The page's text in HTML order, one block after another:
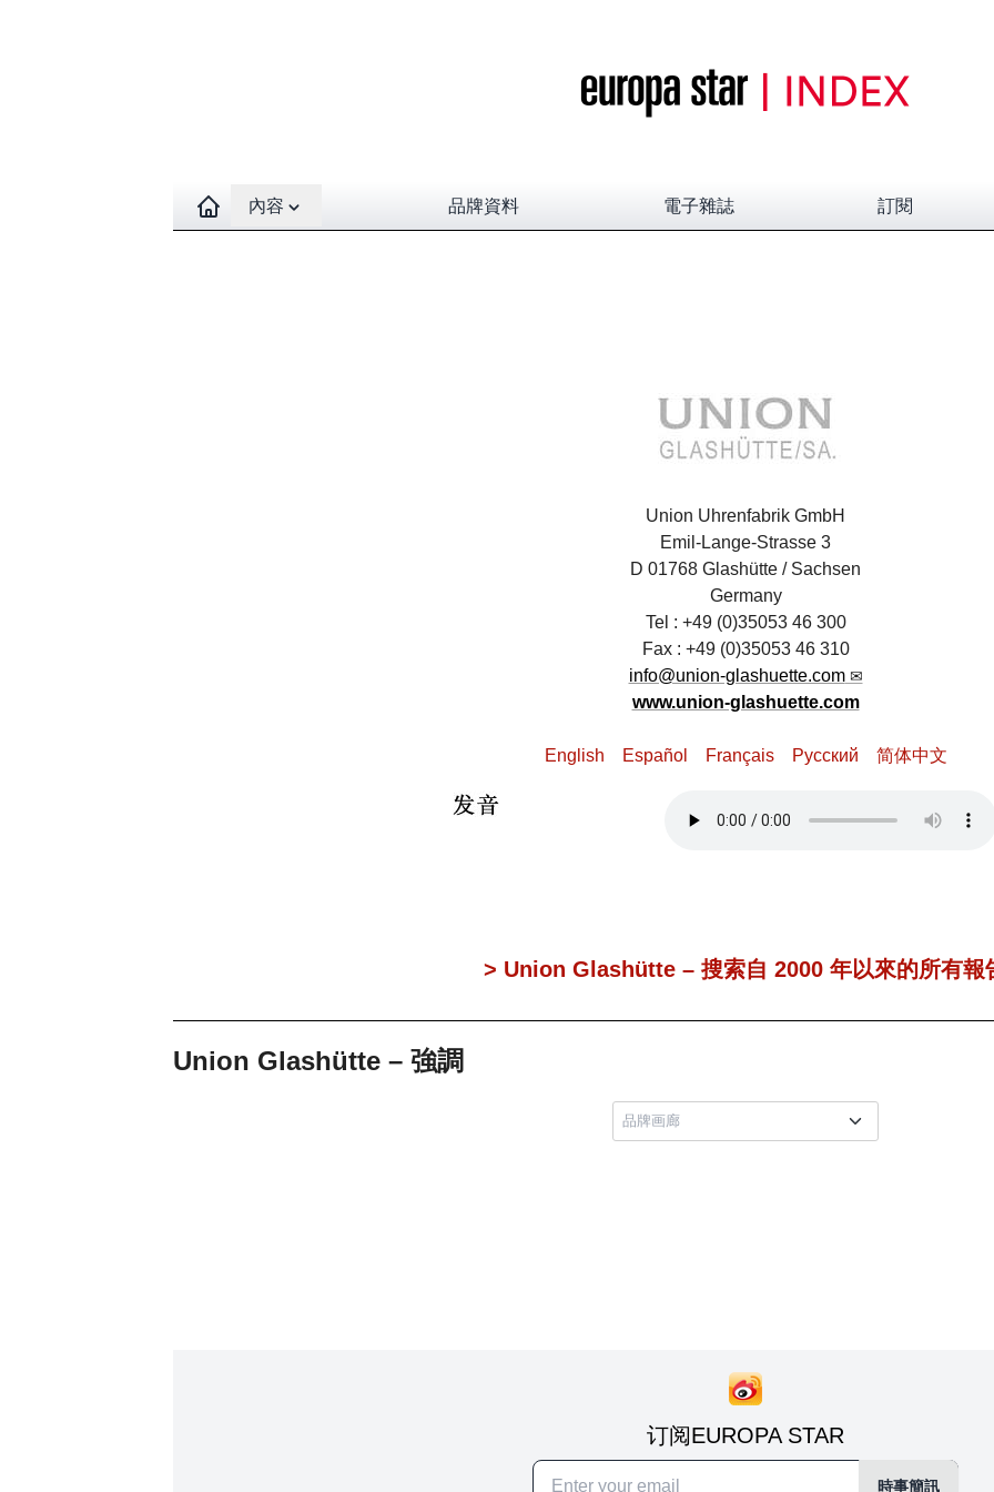
Open contents menu
內容 品牌資料 電子雜誌 訂閱
Union Uhrenfabrik GmbH
Emil-Lange-Strasse 3
D 01768 Glashütte / Sachsen
Germany
Tel : +49 (0)35053 46 300
Fax : +49 (0)35053 46 310
info@union-glashuette.com
www.union-glashuette.com
English Español Français Pусский 简体中文
> Union Glashütte – 搜索自 2000 年以來的所有報
Union Glashütte – 強調
订阅EUROPA STAR
時事簡訊